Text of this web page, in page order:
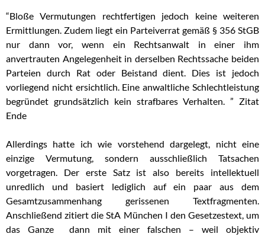
“Bloße Vermutungen rechtfertigen jedoch keine weiteren
Ermittlungen. Zudem liegt ein Parteiverrat gemäß § 356 StGB
nur dann vor, wenn ein Rechtsanwalt in einer ihm
anvertrauten Angelegenheit in derselben Rechtssache beiden
Parteien durch Rat oder Beistand dient. Dies ist jedoch
vorliegend nicht ersichtlich. Eine anwaltliche Schlechtleistung
begründet grundsätzlich kein strafbares Verhalten. ” Zitat
Ende
Allerdings hatte ich wie vorstehend dargelegt, nicht eine
einzige Vermutung, sondern ausschließlich Tatsachen
vorgetragen. Der erste Satz ist also bereits intellektuell
unredlich und basiert lediglich auf ein paar aus dem
Gesamtzusammenhang gerissenen Textfragmenten.
Anschließend zitiert die StA München I den Gesetzestext, um
das Ganze dann mit einer falschen – weil objektiv